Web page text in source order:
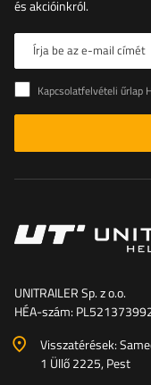
és akcióinkról.
Írja be az e-mail címét
Kapcsolatfelvételi űrlap Hozzájárulok a kapcsolatfelvételi
UNITRAILER Sp. z o.o.
HÉA-szám:
Visszatérések:
1 Üllő 2225, Pest